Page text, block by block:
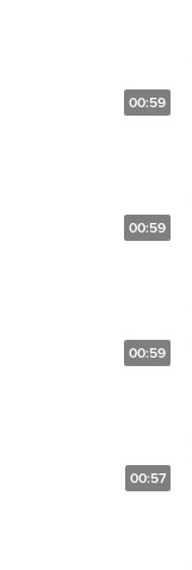
00:59
00:59
00:59
00:57